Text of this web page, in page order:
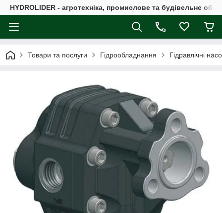
HYDROLIDER - агротехніка, промислове та будівельне
Товари та послуги Гідрообладнання Гідравлічні